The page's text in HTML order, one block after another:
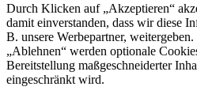
Durch Klicken auf „Akzeptieren“
damit einverstanden, dass wir diese
B. unsere Werbepartner,
„Ablehnen“ werden optionale
Bereitstellung maßgeschneiderter
eingeschränkt wird.